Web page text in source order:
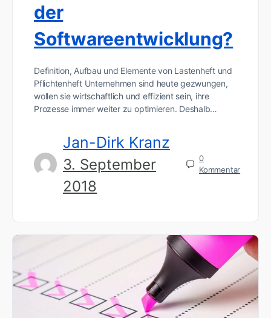
der
Softwareentwicklung?
Definition, Aufbau und Elemente von Lastenheft und
Pflichtenheft Unternehmen sind heute gezwungen,
wollen sie wirtschaftlich und effizient sein, ihre
Prozesse immer weiter zu optimieren. Deshalb…
Jan-Dirk Kranz
3. September
2018
0
Kommentar